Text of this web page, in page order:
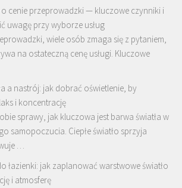
o cenie przeprowadzki — kluczowe czynniki i
uwagę przy wyborze usług
wiele osób zmaga się z pytaniem,
na ostateczną cenę usługi. Kluczowe
a nastrój: jak dobrać oświetlenie, by
i koncentrację
sprawy, jak kluczowa jest barwa światła w
samopoczucia. Ciepłe światło sprzyja
…
łazienki: jak zaplanować warstwowe światło
i atmosferę